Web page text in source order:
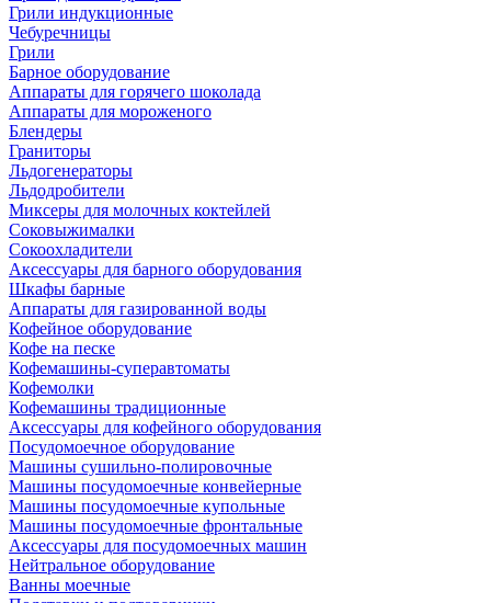
Грили индукционные
Чебуречницы
Грили
Барное оборудование
Аппараты для горячего шоколада
Аппараты для мороженого
Блендеры
Граниторы
Льдогенераторы
Льдодробители
Миксеры для молочных коктейлей
Соковыжималки
Сокоохладители
Аксессуары для барного оборудования
Шкафы барные
Аппараты для газированной воды
Кофейное оборудование
Кофе на песке
Кофемашины-суперавтоматы
Кофемолки
Кофемашины традиционные
Аксессуары для кофейного оборудования
Посудомоечное оборудование
Машины сушильно-полировочные
Машины посудомоечные конвейерные
Машины посудомоечные купольные
Машины посудомоечные фронтальные
Аксессуары для посудомоечных машин
Нейтральное оборудование
Ванны моечные